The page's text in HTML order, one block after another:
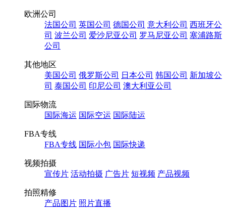
欧洲公司
法国公司 英国公司 德国公司 意大利公司 西班牙公
司 波兰公司 爱沙尼亚公司 罗马尼亚公司 塞浦路斯
公司
其他地区
美国公司 俄罗斯公司 日本公司 韩国公司 新加坡公
司 泰国公司 印尼公司 澳大利亚公司
国际物流
国际海运 国际空运 国际陆运
FBA专线
FBA专线 国际小包 国际快递
视频拍摄
宣传片 活动拍摄 广告片 短视频 产品视频
拍照精修
产品图片 照片直播